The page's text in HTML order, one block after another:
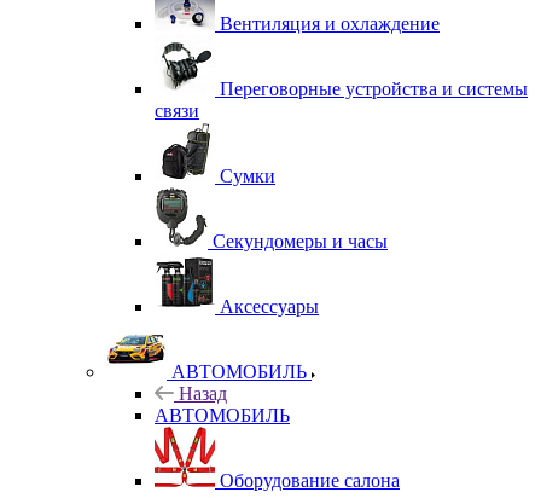
Вентиляция и охлаждение
Переговорные устройства и системы
связи
Сумки
Секундомеры и часы
Аксессуары
АВТОМОБИЛЬ
Назад
АВТОМОБИЛЬ
Оборудование салона